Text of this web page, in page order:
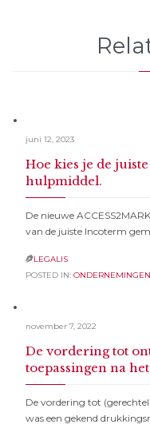
juni 12, 2023
Hoe kies je de
hulpmiddel.
De nieuwe
van de juiste Incoterm
LEGALIS
POSTED IN: ONDERNEMINGEN
november 7, 2022
De vordering tot
toepassingen na
De vordering tot
was een gekend